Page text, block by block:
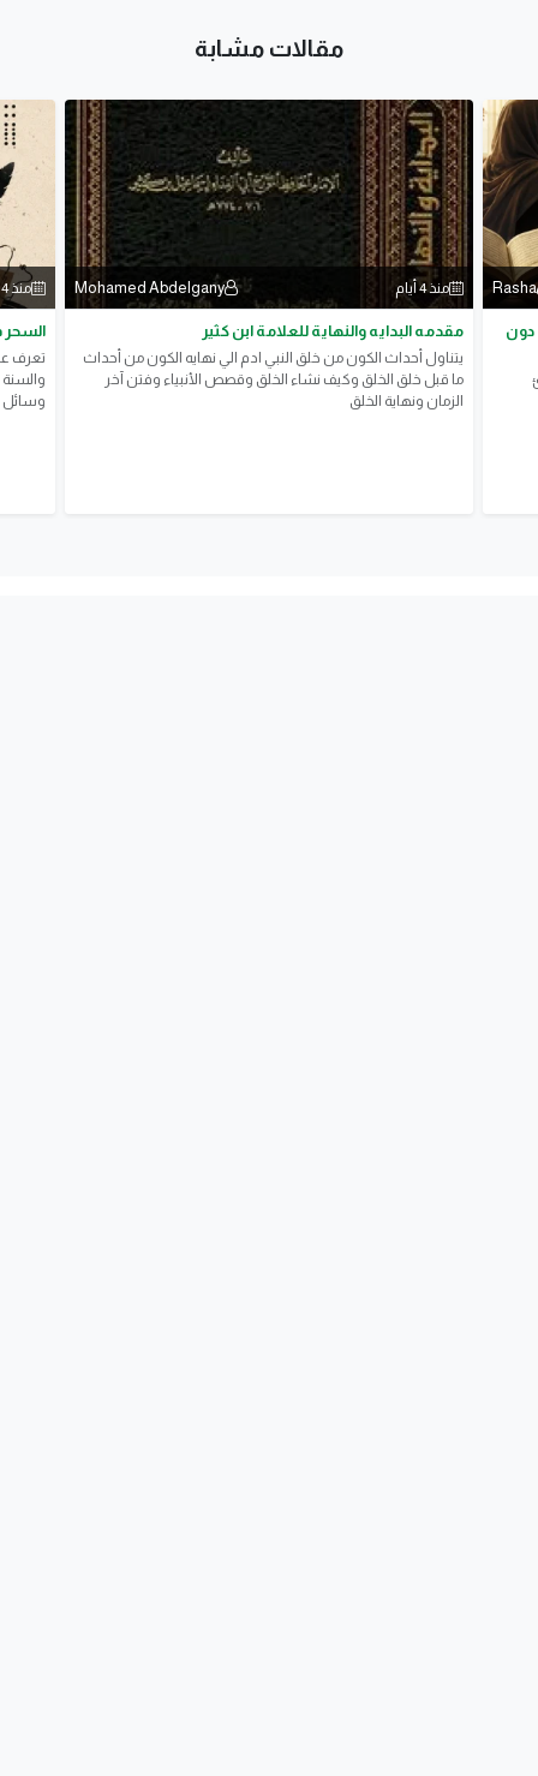
مقالات مشابة
Rasha
دون
منذ 4 أيام Mohamed Abdelgany
مقدمه البدايه والنهاية للعلامة ابن كثير
يتناول أحداث الكون من خلق النبي ادم الي نهايه الكون من أحداث
ما قبل خلق الخلق وكيف نشاء الخلق وقصص الأنبياء وفتن آخر
الزمان ونهاية الخلق
منذ 4 أيام
السحر
تعرف
والسنة
وسائل